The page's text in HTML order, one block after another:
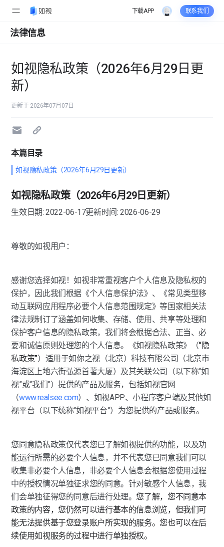
下载APP 联系我们
法律信息
如视隐私政策（2026年6月29日更
新）
更新于 2026年07月07日
本篇目录
如视隐私政策（2026年6月29日更新）
如视隐私政策（2026年6月29日更新）
生效日期: 2022-06-17更新时间: 2026-06-29
尊敬的如视用户：
感谢您选择如视！如视非常重视客户个人信息及隐私权的
保护，因此我们根据《个人信息保护法》、《常见类型移
动互联网应用程序必要个人信息范围规定》等国家相关法
律法规制订了涵盖如何收集、存储、使用、共享等处理和
保护客户信息的隐私政策，我们将会根据合法、正当、必
要和诚信原则处理您的个人信息。《如视隐私政策》（“隐
私政策”）适用于如你之视（北京）科技有限公司（北京市
海淀区上地六街弘源首著大厦）及其关联公司（以下称“如
视”或“我们”）提供的产品及服务，包括如视官网
（www.realsee.com）、如视APP、小程序客户端及其他如
视平台（以下统称“如视平台”）为您提供的产品或服务。
您同意隐私政策仅代表您已了解如视提供的功能，以及功
能运行所需的必要个人信息，并不代表您已同意我们可以
收集非必要个人信息，非必要个人信息会根据您使用过程
中的授权情况单独征求您的同意。针对敏感个人信息，我
们会单独征得您的同意后进行处理。您了解，您不同意本
政策的内容，您仍然可以进行基本的信息浏览，但我们可
能无法提供基于您登录账户所实现的服务。您也可以在后
续使用如视服务的过程中进行单独授权。